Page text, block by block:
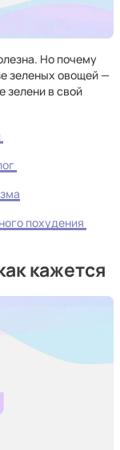
Но почему
зеленых овощей —
зелени в свой
похудения
кажется